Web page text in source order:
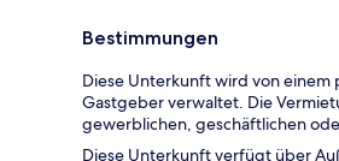
Bestimmungen
Diese Unterkunft wird von einem
Gastgeber verwaltet. Die
gewerblichen, geschäftlichen
Diese Unterkunft verfügt über